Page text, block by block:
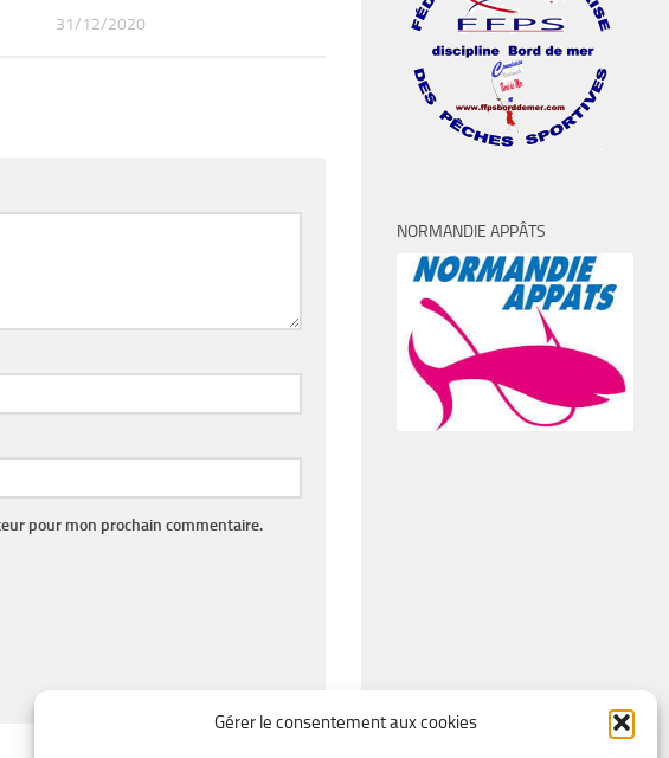
Gérer le consentement aux cookies
31/12/2020
pour mon prochain commentaire.
NORMANDIE APPÂTS